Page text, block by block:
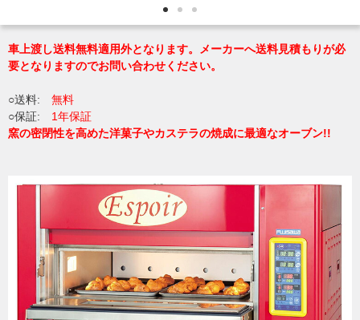
車上渡し送料無料適用外となります。メーカーへ送料見積もりが必
要となりますのでお問い合わせください。
○送料: 無料
○保証: 1年保証
窯の密閉性を高めた洋菓子やカステラの焼成に最適なオーブン!!